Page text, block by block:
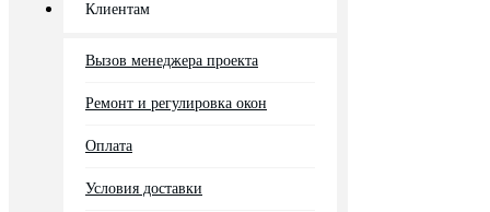
Клиентам
Вызов менеджера проекта
Ремонт и регулировка окон
Оплата
Условия доставки